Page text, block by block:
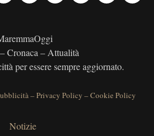
Cronaca – Attualità
per essere sempre aggiornato.
–Privacy Policy –Cookie Policy
Notizie